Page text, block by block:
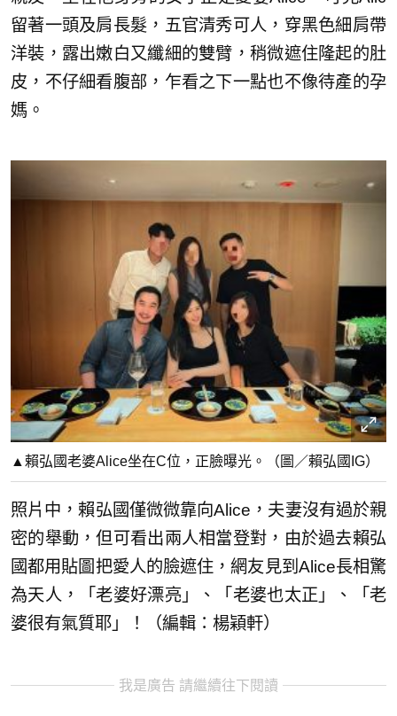
留著一頭及肩長髮，五官清秀可人，穿黑色細肩帶
洋裝，露出嫩白又纖細的雙臂，稍微遮住隆起的肚
皮，不仔細看腹部，乍看之下一點也不像待產的孕
媽。
▲賴弘國老婆Alice坐在C位，正臉曝光。（圖／賴弘國IG）
照片中，賴弘國僅微微靠向Alice，夫妻沒有過於親
密的舉動，但可看出兩人相當登對，由於過去賴弘
國都用貼圖把愛人的臉遮住，網友見到Alice長相驚
為天人，「老婆好漂亮」、「老婆也太正」、「老
婆很有氣質耶」！（編輯：楊穎軒）
我是廣告 請繼續往下閱讀